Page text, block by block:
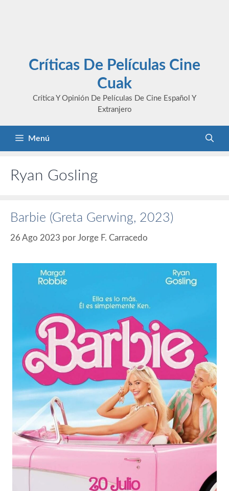
Críticas De Películas Cine
Cuak
Crítica Y Opinión De Películas De Cine Español Y
Extranjero
Menú
Ryan Gosling
Barbie (Greta Gerwing, 2023)
26 Ago 2023 por Jorge F. Carracedo